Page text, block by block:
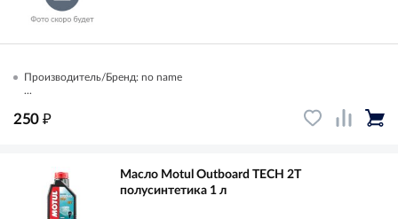
Производитель/Бренд: no name
...
250 ₽
Масло Motul Outboard TECH 2T
полусинтетика 1 л